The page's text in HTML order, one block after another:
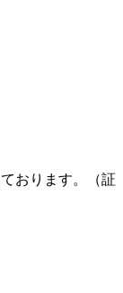
おります。（証